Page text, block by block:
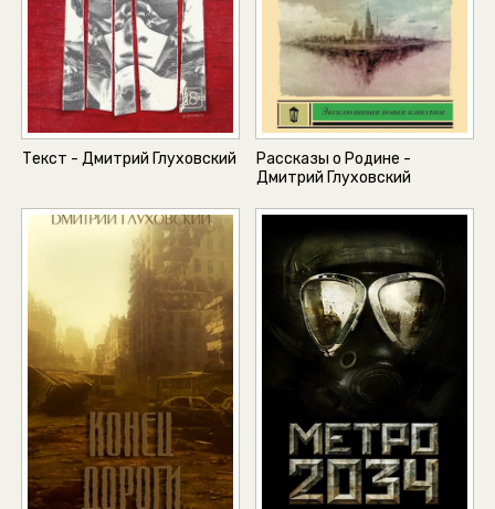
Текст - Дмитрий Глуховский
Рассказы о Родине -
Дмитрий Глуховский